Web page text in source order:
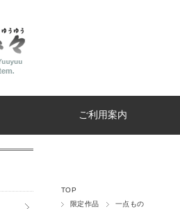
ご利用案内
TOP
限定作品
一点もの